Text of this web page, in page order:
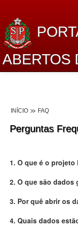
ABERTOS
Lei de Acesso à
INÍCIO FAQ
Perguntas
1. O que é o projeto
2. O que são dados
3. Por quê abrir os
4. Quais dados